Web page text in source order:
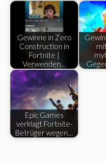
Gewinne in Zero
Construction in
Fortnite |
Verwenden…
Epic Games
verklagt Fortnite-
Betrüger wegen…